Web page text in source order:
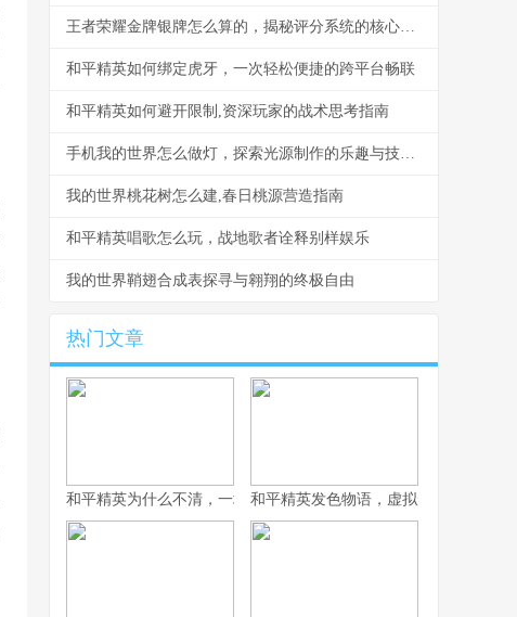
王者荣耀金牌银牌怎么算的，揭秘评分系统的核心逻辑
和平精英如何绑定虎牙，一次轻松便捷的跨平台畅联
和平精英如何避开限制,资深玩家的战术思考指南
手机我的世界怎么做灯，探索光源制作的乐趣与技巧,副标题,从火把到红石灯的照明艺术
我的世界桃花树怎么建,春日桃源营造指南
和平精英唱歌怎么玩，战地歌者诠释别样娱乐
我的世界鞘翅合成表探寻与翱翔的终极自由
热门文章
和平精英为什么不清，一场战术生存的匠心平衡和平精英发色物语，虚拟形象的情绪拼